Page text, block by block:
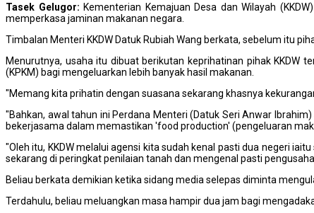
Tasek Gelugor: Kementerian Kemajuan Desa dan Wilayah
memperkasa jaminan makanan negara.
Timbalan Menteri KKDW Datuk Rubiah Wang berkata, sebelum itu
Menurutnya, usaha itu dibuat berikutan keprihatinan pihak KKDW
(KPKM) bagi mengeluarkan lebih banyak hasil makanan.
"Memang kita prihatin dengan suasana sekarang khasnya
"Bahkan, awal tahun ini Perdana Menteri (Datuk Seri Anwar
bekerjasama dalam memastikan 'food production' (pengeluaran
"Oleh itu, KKDW melalui agensi kita sudah kenal pasti dua negeri
sekarang di peringkat penilaian tanah dan mengenal pasti
Beliau berkata demikian ketika sidang media selepas diminta
Terdahulu, beliau meluangkan masa hampir dua jam bagi